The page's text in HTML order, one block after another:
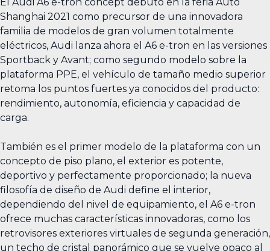
Shanghai 2021 como precursor de una innovadora
familia de modelos de gran volumen totalmente
eléctricos, Audi lanza ahora el A6 e-tron en las versiones
Sportback y Avant; como segundo modelo sobre la
plataforma PPE, el vehículo de tamaño medio superior
retoma los puntos fuertes ya conocidos del producto:
rendimiento, autonomía, eficiencia y capacidad de
carga.
También es el primer modelo de la plataforma con un
concepto de piso plano, el exterior es potente,
deportivo y perfectamente proporcionado; la nueva
filosofía de diseño de Audi define el interior,
dependiendo del nivel de equipamiento, el A6 e-tron
ofrece muchas características innovadoras, como los
retrovisores exteriores virtuales de segunda generación,
un techo de cristal panorámico que se vuelve opaco al